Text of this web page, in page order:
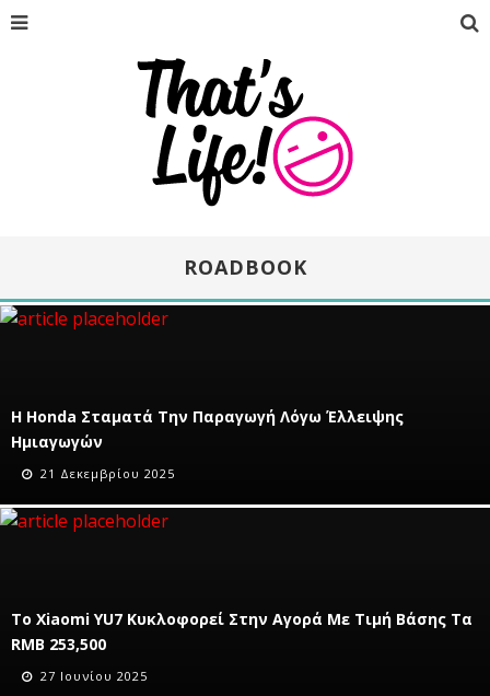
ROADBOOK
Η Honda Σταματά Την Παραγωγή Λόγω Έλλειψης
Ημιαγωγών
21 Δεκεμβρίου 2025
Το Xiaomi YU7 Κυκλοφορεί Στην Αγορά Με Τιμή Βάσης Τα
RMB 253,500
27 Ιουνίου 2025